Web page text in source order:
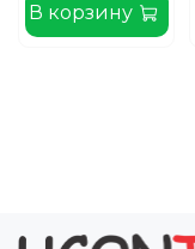
В корзину